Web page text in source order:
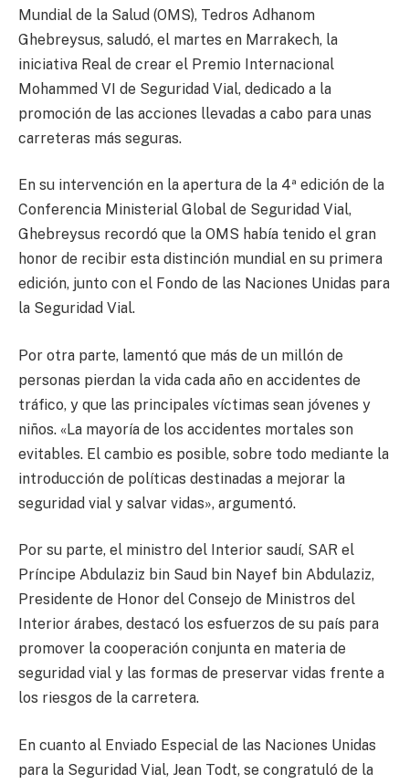
Mundial de la Salud (OMS), Tedros Adhanom
Ghebreysus, saludó, el martes en Marrakech, la
iniciativa Real de crear el Premio Internacional
Mohammed VI de Seguridad Vial, dedicado a la
promoción de las acciones llevadas a cabo para unas
carreteras más seguras.
En su intervención en la apertura de la 4ª edición de la
Conferencia Ministerial Global de Seguridad Vial,
Ghebreysus recordó que la OMS había tenido el gran
honor de recibir esta distinción mundial en su primera
edición, junto con el Fondo de las Naciones Unidas para
la Seguridad Vial.
Por otra parte, lamentó que más de un millón de
personas pierdan la vida cada año en accidentes de
tráfico, y que las principales víctimas sean jóvenes y
niños. «La mayoría de los accidentes mortales son
evitables. El cambio es posible, sobre todo mediante la
introducción de políticas destinadas a mejorar la
seguridad vial y salvar vidas», argumentó.
Por su parte, el ministro del Interior saudí, SAR el
Príncipe Abdulaziz bin Saud bin Nayef bin Abdulaziz,
Presidente de Honor del Consejo de Ministros del
Interior árabes, destacó los esfuerzos de su país para
promover la cooperación conjunta en materia de
seguridad vial y las formas de preservar vidas frente a
los riesgos de la carretera.
En cuanto al Enviado Especial de las Naciones Unidas
para la Seguridad Vial, Jean Todt, se congratuló de la